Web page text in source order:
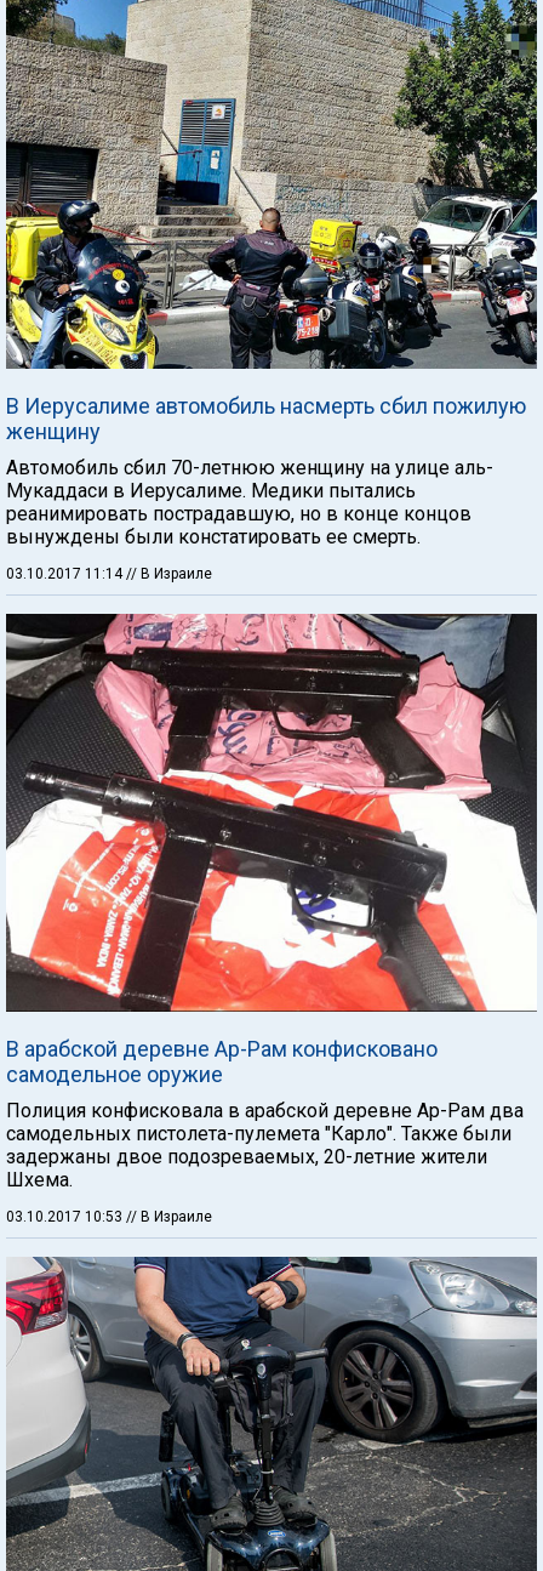
В Иерусалиме автомобиль насмерть сбил пожилую
женщину
Автомобиль сбил 70-летнюю женщину на улице аль-
Мукаддаси в Иерусалиме. Медики пытались
реанимировать пострадавшую, но в конце концов
вынуждены были констатировать ее смерть.
03.10.2017 11:14 // В Израиле
В арабской деревне Ар-Рам конфисковано
самодельное оружие
Полиция конфисковала в арабской деревне Ар-Рам два
самодельных пистолета-пулемета "Карло". Также были
задержаны двое подозреваемых, 20-летние жители
Шхема.
03.10.2017 10:53 // В Израиле